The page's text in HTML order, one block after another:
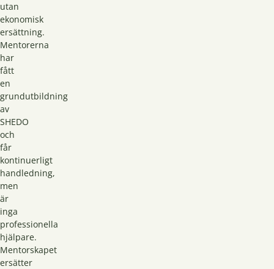
utan
ekonomisk
ersättning.
Mentorerna
har
fått
en
grundutbildning
av
SHEDO
och
får
kontinuerligt
handledning,
men
är
inga
professionella
hjälpare.
Mentorskapet
ersätter